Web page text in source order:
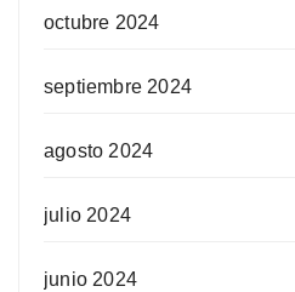
octubre 2024
septiembre 2024
agosto 2024
julio 2024
junio 2024